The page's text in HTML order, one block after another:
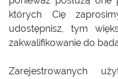
których Cię
udostępnisz, tym
zakwalifikowanie do
Zarejestrowanych